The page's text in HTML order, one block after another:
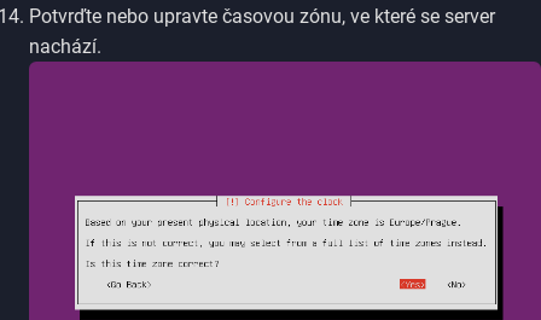
Potvrďte nebo upravte časovou zónu, ve které se server
nachází.